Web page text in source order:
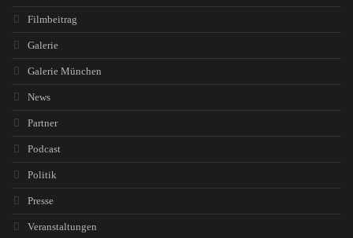
Filmbeitrag
Galerie
Galerie München
News
Partner
Podcast
Politik
Presse
Veranstaltungen